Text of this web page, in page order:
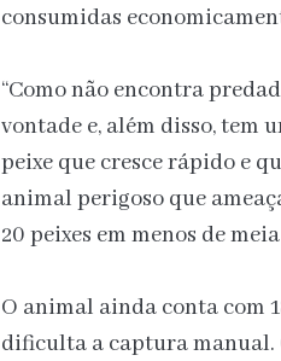
consumidas
“Como não encontra
vontade e, além disso, tem
peixe que cresce rápido e
animal perigoso que
20 peixes em menos de
O animal ainda conta com
dificulta a captura manual.